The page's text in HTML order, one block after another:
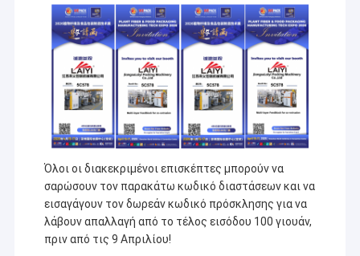
Όλοι οι διακεκριμένοι επισκέπτες μπορούν να
σαρώσουν τον παρακάτω κωδικό διαστάσεων και να
εισαγάγουν τον δωρεάν κωδικό πρόσκλησης για να
λάβουν απαλλαγή από το τέλος εισόδου 100 γιουάν,
πριν από τις 9 Απριλίου!